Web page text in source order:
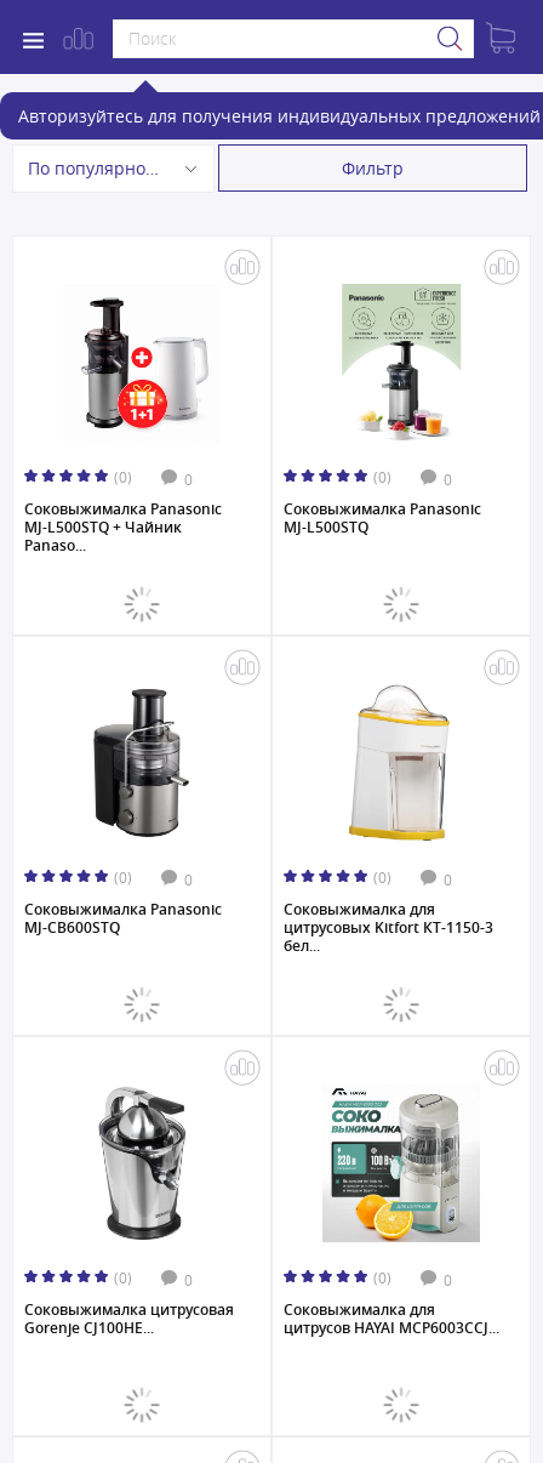
Авторизуйтесь для получения индивидуальных предложений
Соковыжималки
По популярности Фильтр
(0) 0
Соковыжималка Panasonic
MJ-L500STQ + Чайник
Panaso...
(0) 0
Соковыжималка Panasonic
MJ-L500STQ
(0) 0
Соковыжималка Panasonic
MJ-CB600STQ
(0) 0
Соковыжималка для
цитрусовых Kitfort КТ-1150-3
бел...
(0) 0
Соковыжималка цитрусовая
Gorenje CJ100HE...
(0) 0
Соковыжималка для
цитрусов HAYAI MCP6003CCJ...